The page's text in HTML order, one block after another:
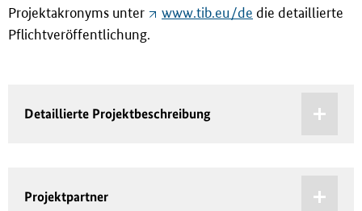
Projektakronyms unter
www.tib.eu/de die detaillierte
Pflichtveröffentlichung.
Detaillierte Projektbeschreibung
Projektpartner